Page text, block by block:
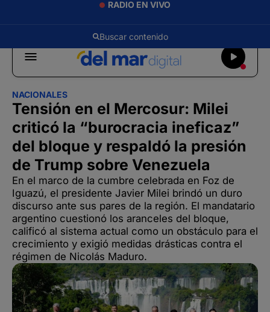
RADIO EN VIVO
NACIONALES
Tensión en el Mercosur: Milei
criticó la “burocracia ineficaz”
del bloque y respaldó la presión
de Trump sobre Venezuela
En el marco de la cumbre celebrada en Foz de
Iguazú, el presidente Javier Milei brindó un duro
discurso ante sus pares de la región. El mandatario
argentino cuestionó los aranceles del bloque,
calificó al sistema actual como un obstáculo para el
crecimiento y exigió medidas drásticas contra el
régimen de Nicolás Maduro.